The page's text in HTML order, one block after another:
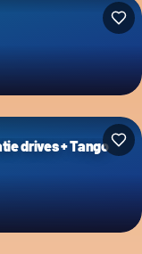
drives + Tango